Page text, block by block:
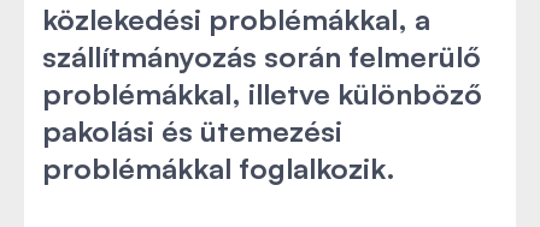
közlekedési problémákkal, a
szállítmányozás során felmerülő
problémákkal, illetve különböző
pakolási és ütemezési
problémákkal foglalkozik.